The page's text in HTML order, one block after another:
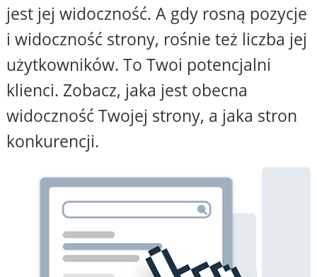
jest jej widoczność. A gdy rosną pozycje
i widoczność strony, rośnie też liczba jej
użytkowników. To Twoi potencjalni
klienci. Zobacz, jaka jest obecna
widoczność Twojej strony, a jaka stron
konkurencji.